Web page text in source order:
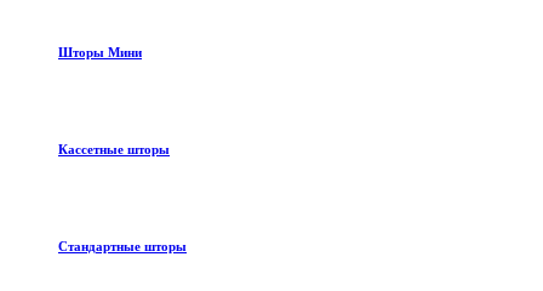
Шторы Мини
Кассетные шторы
Стандартные шторы